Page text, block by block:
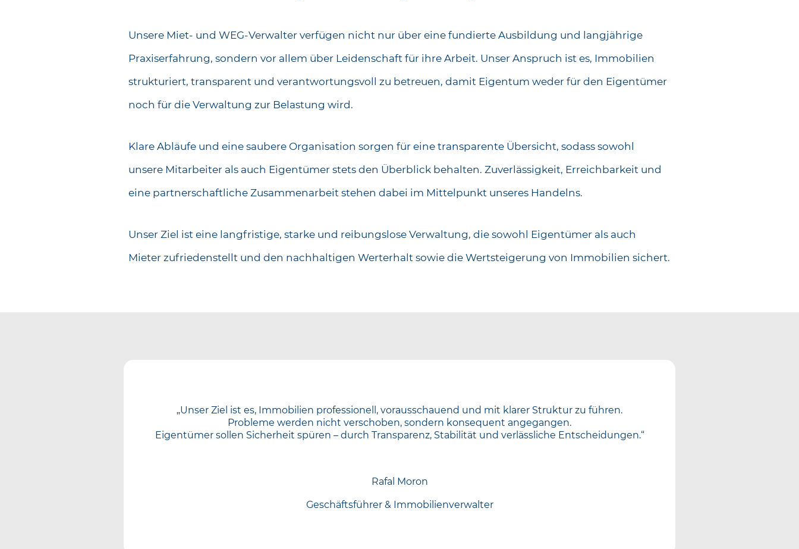
Unsere Miet- und WEG-Verwalter verfügen nicht nur über eine fundierte Ausbildung und langjährige
Praxiserfahrung, sondern vor allem über Leidenschaft für ihre Arbeit. Unser Anspruch ist es, Immobilien
strukturiert, transparent und verantwortungsvoll zu betreuen, damit Eigentum weder für den Eigentümer
noch für die Verwaltung zur Belastung wird.
Klare Abläufe und eine saubere Organisation sorgen für eine transparente Übersicht, sodass sowohl
unsere Mitarbeiter als auch Eigentümer stets den Überblick behalten. Zuverlässigkeit, Erreichbarkeit und
eine partnerschaftliche Zusammenarbeit stehen dabei im Mittelpunkt unseres Handelns.
Unser Ziel ist eine langfristige, starke und reibungslose Verwaltung, die sowohl Eigentümer als auch
Mieter zufriedenstellt und den nachhaltigen Werterhalt sowie die Wertsteigerung von Immobilien sichert.
„Unser Ziel ist es, Immobilien professionell, vorausschauend und mit klarer Struktur zu führen.
Probleme werden nicht verschoben, sondern konsequent angegangen.
Eigentümer sollen Sicherheit spüren – durch Transparenz, Stabilität und verlässliche Entscheidungen.“
Rafal Moron
Geschäftsführer & Immobilienverwalter